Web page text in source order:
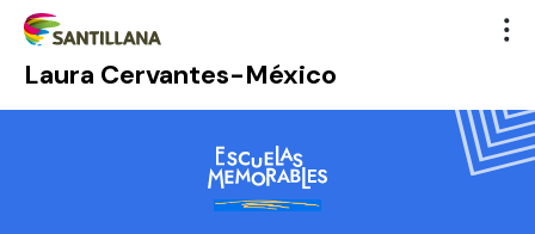
Laura Cervantes-México